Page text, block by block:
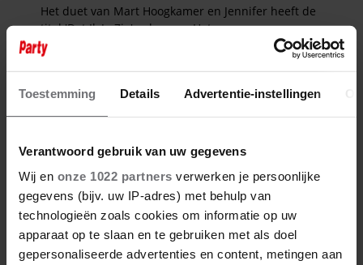
Toestemming Details Advertentie-instellingen
Verantwoord gebruik van uw gegevens
Wij en onze 1022 partners verwerken je persoonlijke
gegevens (bijv. uw IP-adres) met behulp van
technologieën zoals cookies om informatie op uw
apparaat op te slaan en te gebruiken met als doel
gepersonaliseerde advertenties en content, metingen aan